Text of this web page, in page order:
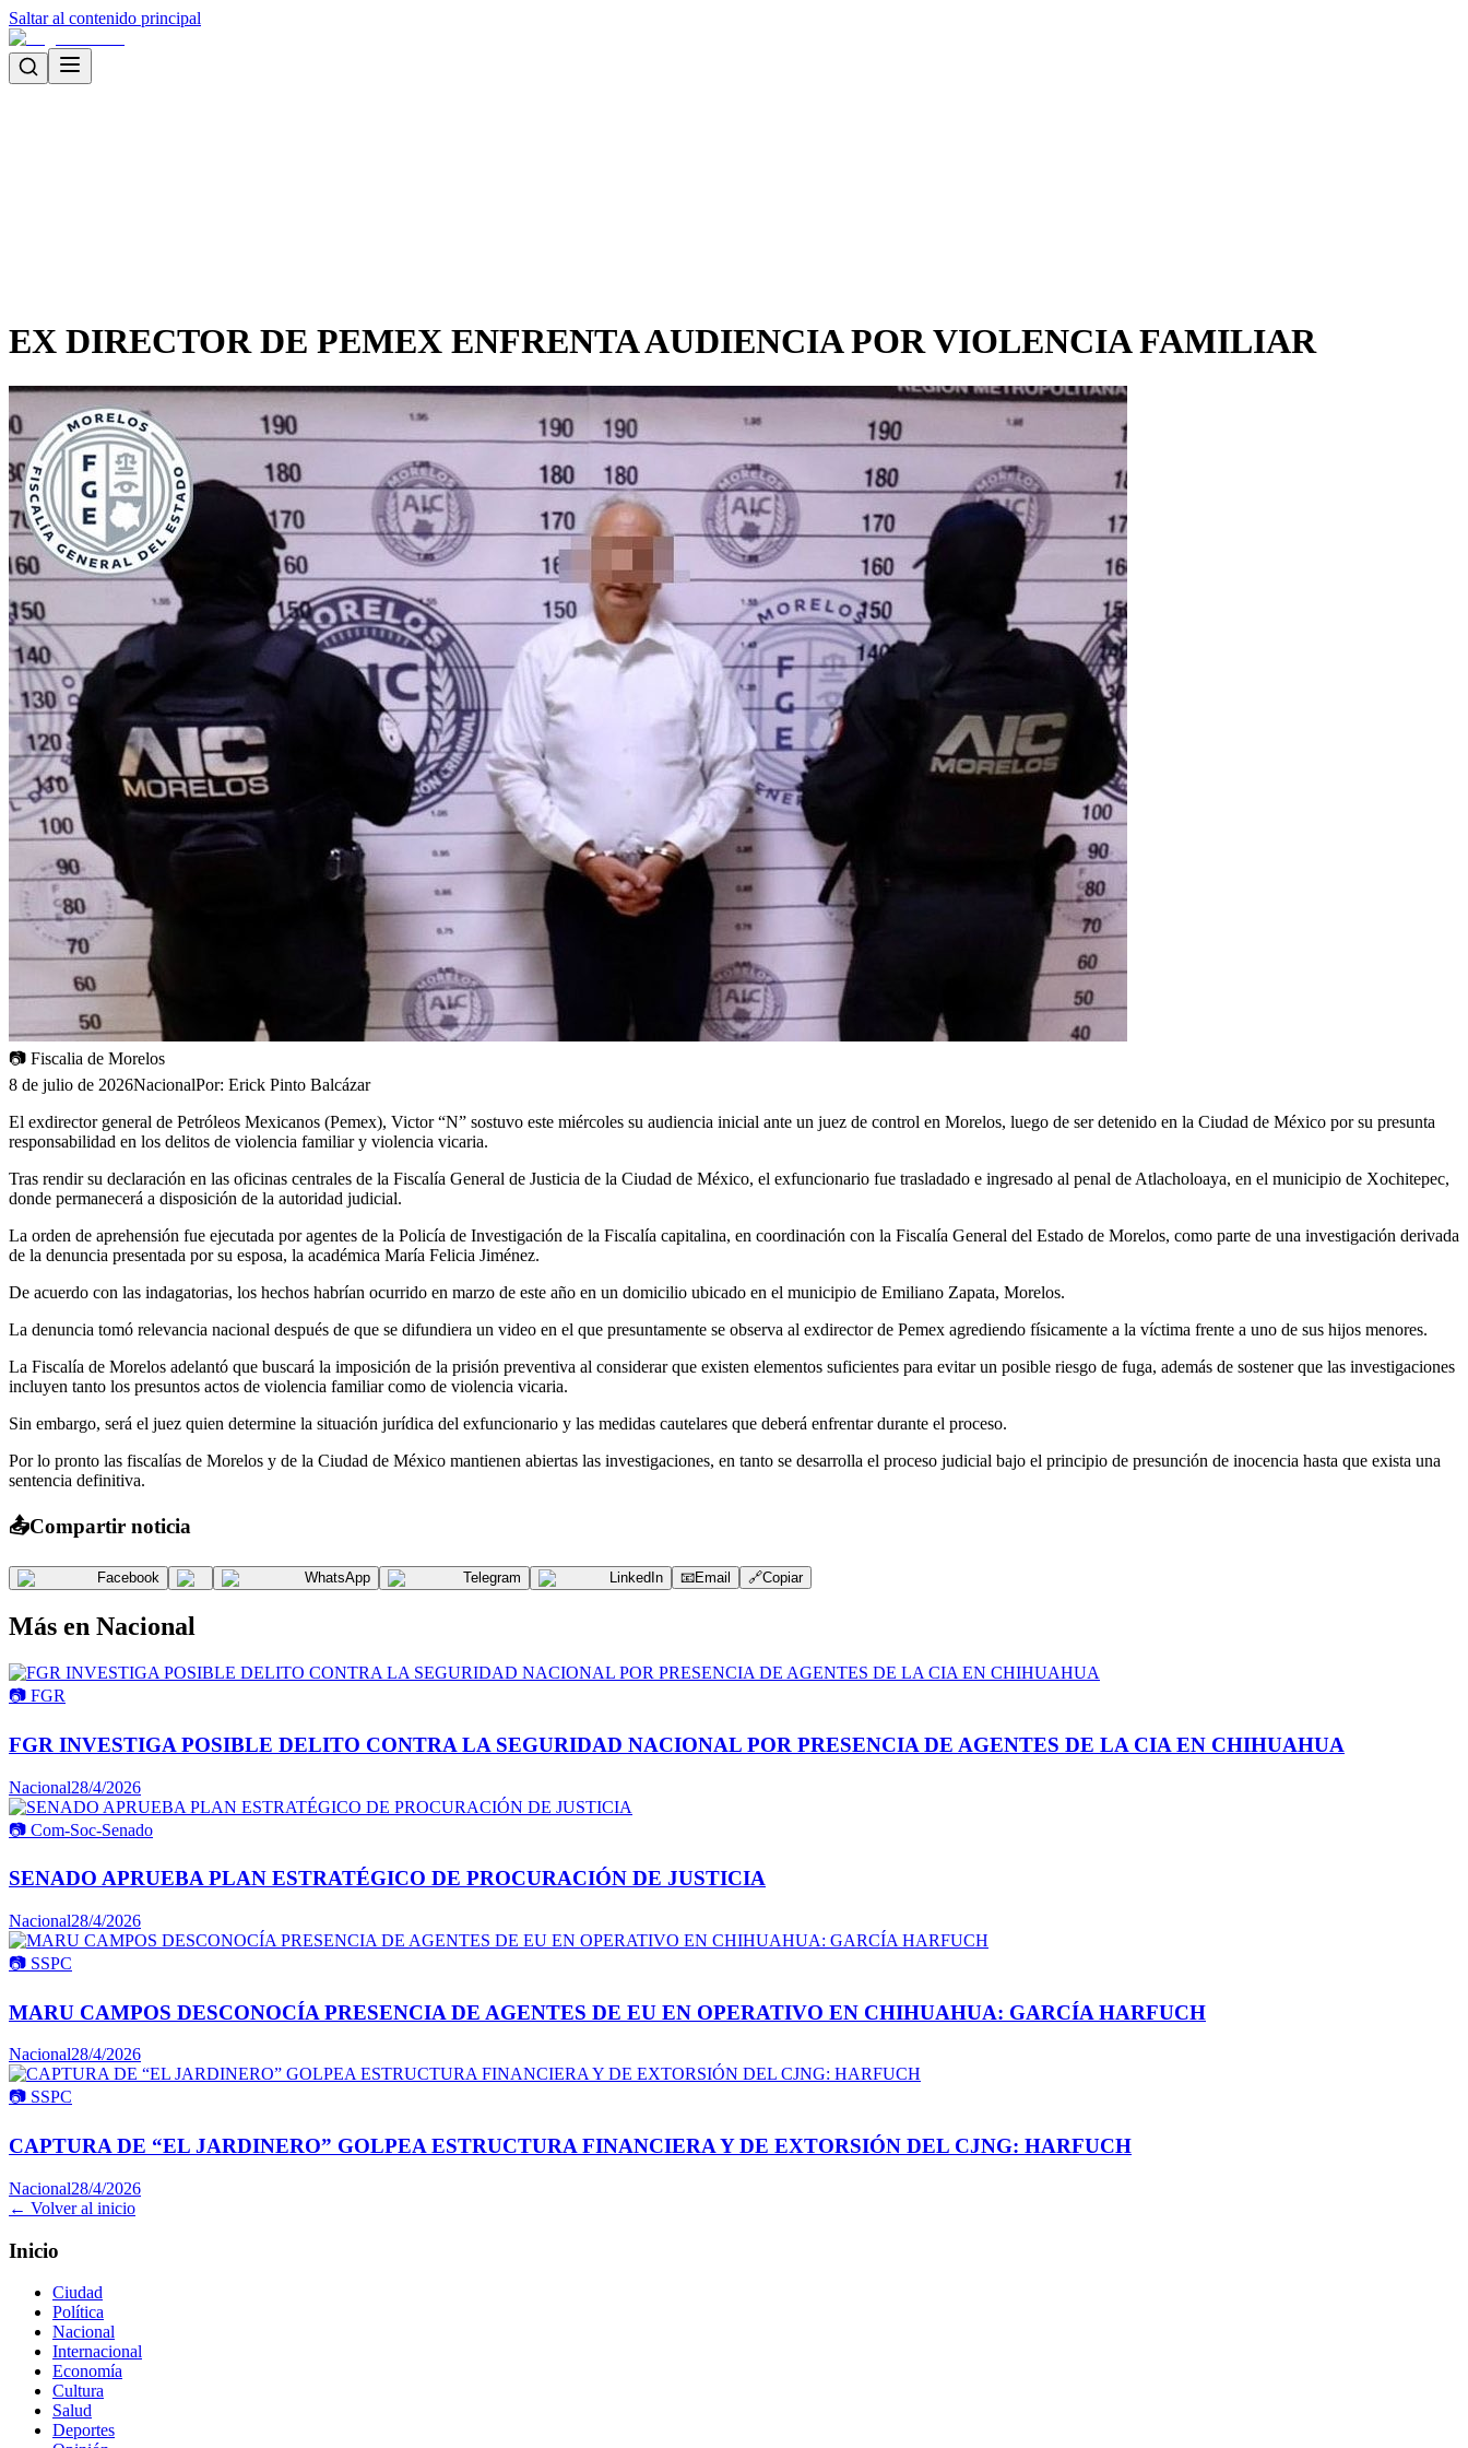
Saltar al contenido principal
EX DIRECTOR DE PEMEX ENFRENTA AUDIENCIA POR VIOLENCIA FAMILIAR
📷 Fiscalia de Morelos
8 de julio de 2026NacionalPor: Erick Pinto Balcázar
El exdirector general de Petróleos Mexicanos (Pemex), Victor “N” sostuvo este miércoles su audiencia inicial ante un juez de control en Morelos, luego de ser detenido en la Ciudad de México por su presunta
responsabilidad en los delitos de violencia familiar y violencia vicaria.
Tras rendir su declaración en las oficinas centrales de la Fiscalía General de Justicia de la Ciudad de México, el exfuncionario fue trasladado e ingresado al penal de Atlacholoaya, en el municipio de Xochitepec,
donde permanecerá a disposición de la autoridad judicial.
La orden de aprehensión fue ejecutada por agentes de la Policía de Investigación de la Fiscalía capitalina, en coordinación con la Fiscalía General del Estado de Morelos, como parte de una investigación derivada
de la denuncia presentada por su esposa, la académica María Felicia Jiménez.
De acuerdo con las indagatorias, los hechos habrían ocurrido en marzo de este año en un domicilio ubicado en el municipio de Emiliano Zapata, Morelos.
La denuncia tomó relevancia nacional después de que se difundiera un video en el que presuntamente se observa al exdirector de Pemex agrediendo físicamente a la víctima frente a uno de sus hijos menores.
La Fiscalía de Morelos adelantó que buscará la imposición de la prisión preventiva al considerar que existen elementos suficientes para evitar un posible riesgo de fuga, además de sostener que las investigaciones
incluyen tanto los presuntos actos de violencia familiar como de violencia vicaria.
Sin embargo, será el juez quien determine la situación jurídica del exfuncionario y las medidas cautelares que deberá enfrentar durante el proceso.
Por lo pronto las fiscalías de Morelos y de la Ciudad de México mantienen abiertas las investigaciones, en tanto se desarrolla el proceso judicial bajo el principio de presunción de inocencia hasta que exista una
sentencia definitiva.
📤Compartir noticia
Facebook WhatsApp Telegram LinkedIn 📧Email 🔗Copiar
Más en Nacional
📷 FGR
FGR INVESTIGA POSIBLE DELITO CONTRA LA SEGURIDAD NACIONAL POR PRESENCIA DE AGENTES DE LA CIA EN CHIHUAHUA
Nacional28/4/2026
📷 Com-Soc-Senado
SENADO APRUEBA PLAN ESTRATÉGICO DE PROCURACIÓN DE JUSTICIA
Nacional28/4/2026
📷 SSPC
MARU CAMPOS DESCONOCÍA PRESENCIA DE AGENTES DE EU EN OPERATIVO EN CHIHUAHUA: GARCÍA HARFUCH
Nacional28/4/2026
📷 SSPC
CAPTURA DE “EL JARDINERO” GOLPEA ESTRUCTURA FINANCIERA Y DE EXTORSIÓN DEL CJNG: HARFUCH
Nacional28/4/2026
← Volver al inicio
Inicio
Ciudad
Política
Nacional
Internacional
Economía
Cultura
Salud
Deportes